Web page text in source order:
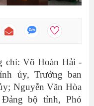
chí: Võ Hoàn Hải -
ủy, Trưởng ban
Nguyễn Văn Hòa
bộ tỉnh, Phó